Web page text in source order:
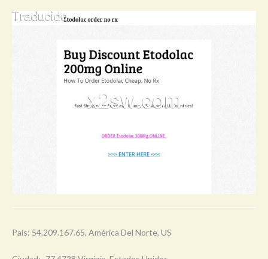
País: 54.209.167.65, América Del Norte, US